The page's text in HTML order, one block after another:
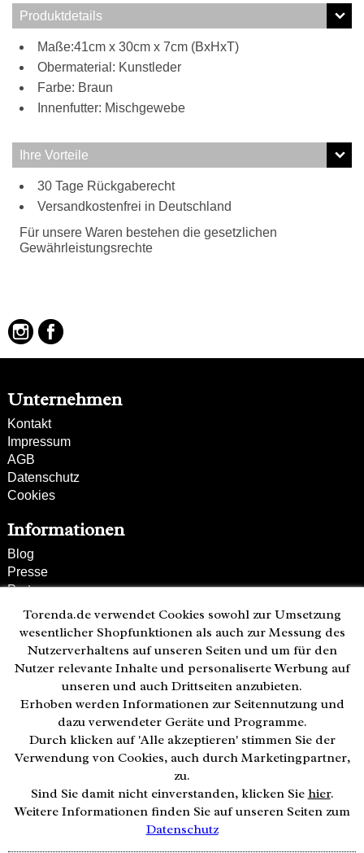
Produktdetails
Maße:41cm x 30cm x 7cm (BxHxT)
Obermaterial: Kunstleder
Farbe: Braun
Innenfutter: Mischgewebe
Ihre Vorteile
30 Tage Rückgaberecht
Versandkostenfrei in Deutschland
Für unsere Waren bestehen die gesetzlichen
Gewährleistungsrechte
Unternehmen
Kontakt
Impressum
AGB
Datenschutz
Cookies
Informationen
Blog
Presse
Partner
Versand und Zahlung
Bestellung wiederrufen
Kunden-Hotline
(040) 244 249-49
Mo - Fr 08:00 - 18:00
• geöffnet
Zahlweisen:
Torenda.de verwendet Cookies sowohl zur Umsetzung
wesentlicher Shopfunktionen als auch zur Messung des
Nutzerverhaltens auf unseren Seiten und um für den
Nutzer relevante Inhalte und personaliserte Werbung auf
unseren und auch Drittseiten anzubieten.
Erhoben werden Informationen zur Seitennutzung und
dazu verwendeter Geräte und Programme.
Durch klicken auf 'Alle akzeptieren' stimmen Sie der
Verwendung von Cookies, auch durch Marketingpartner,
zu.
Sind Sie damit nicht einverstanden, klicken Sie hier.
Weitere Informationen finden Sie auf unseren Seiten zum
Datenschutz